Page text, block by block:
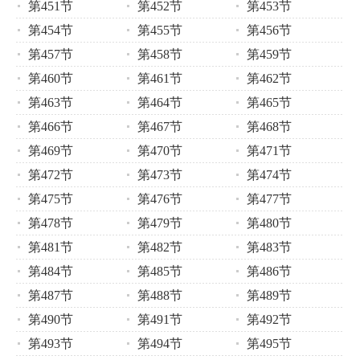
第451节 第452节
第453节
第454节
第455节
第456节
第457节
第458节
第459节
第460节
第461节
第462节
第463节
第464节
第465节
第466节
第467节
第468节
第469节
第470节
第471节
第472节
第473节
第474节
第475节
第476节
第477节
第478节
第479节
第480节
第481节
第482节
第483节
第484节
第485节
第486节
第487节
第488节
第489节
第490节
第491节
第492节
第493节
第494节 第495节